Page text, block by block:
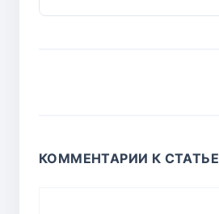
КОММЕНТАРИИ К СТАТЬЕ